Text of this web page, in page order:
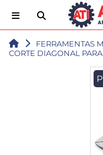
FERRAMENTAS
CORTE DIAGONAL